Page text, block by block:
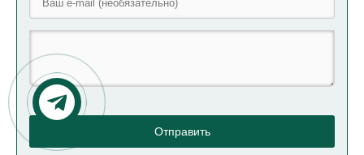
Отправить